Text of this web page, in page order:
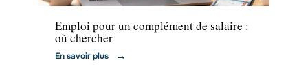
Emploi pour un complément de salaire :
où chercher
En savoir plus